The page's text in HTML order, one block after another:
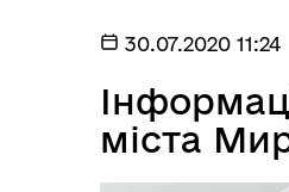
30.07.2020 11:24
міста